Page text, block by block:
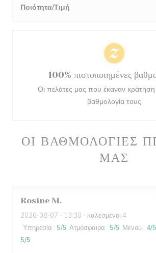
ΟΙ ΒΑΘΜΟΛΟΓΊΕΣ
ΜΑΣ
Rosine M
2026-08-07 - 13:30 - καλεσμένοι 4
Υπηρεσία : 5/5 Ατμόσφαιρα : 5/5 Μενού : 4/5
5/5
Ποιότητα/Τιμή
100% πιστοποιημένες
Οι πελάτες μας που έκαναν
βαθμολογία τους